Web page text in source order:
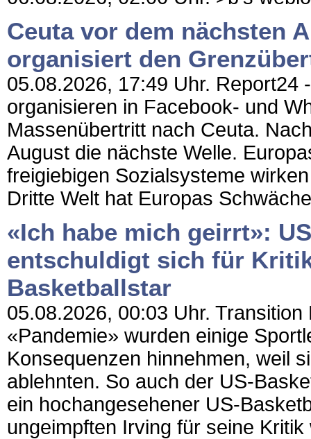
Ceuta vor dem nächsten
organisiert den
05.08.2026, 17:49 Uhr. Report24
organisieren in Facebook- und
Massenübertritt nach Ceuta.
August die nächste Welle.
freigiebigen Sozialsysteme
Dritte Welt hat Europas
«Ich habe mich geirrt»:
entschuldigt sich für
Basketballstar
05.08.2026, 00:03 Uhr.
«Pandemie» wurden einige
Konsequenzen hinnehmen, weil
ablehnten. So auch der US-
ein hochangesehener US-
ungeimpften Irving für seine